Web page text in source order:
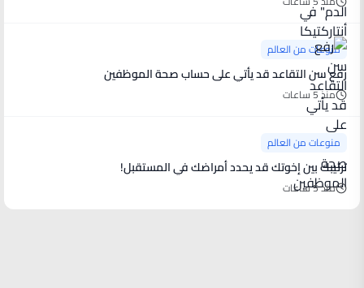
منوعات من العالم
رفع سن التقاعد قد يأتي على حساب صحة الموظفين
منذ 5 ساعات
منوعات من العالم
ترتيبك بين إخوتك قد يحدد أمراضك في المستقبل!
منذ 5 ساعات